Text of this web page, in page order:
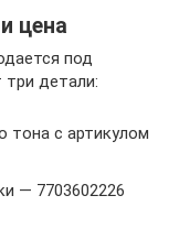
цена
под
три детали:
тона с артикулом
— 7703602226